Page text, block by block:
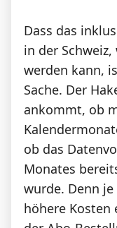
Dass das
in der
werden kann,
Sache. Der
ankommt, ob
ob das
Monates
wurde. Denn
höhere Kosten